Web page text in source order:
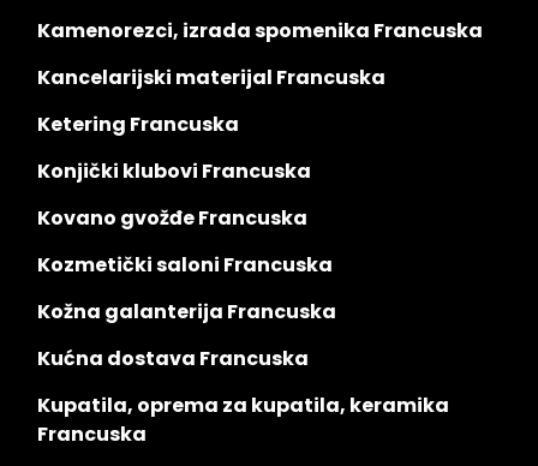
Kamenorezci, izrada spomenika Francuska
Kancelarijski materijal Francuska
Ketering Francuska
Konjički klubovi Francuska
Kovano gvožđe Francuska
Kozmetički saloni Francuska
Kožna galanterija Francuska
Kućna dostava Francuska
Kupatila, oprema za kupatila, keramika
Francuska